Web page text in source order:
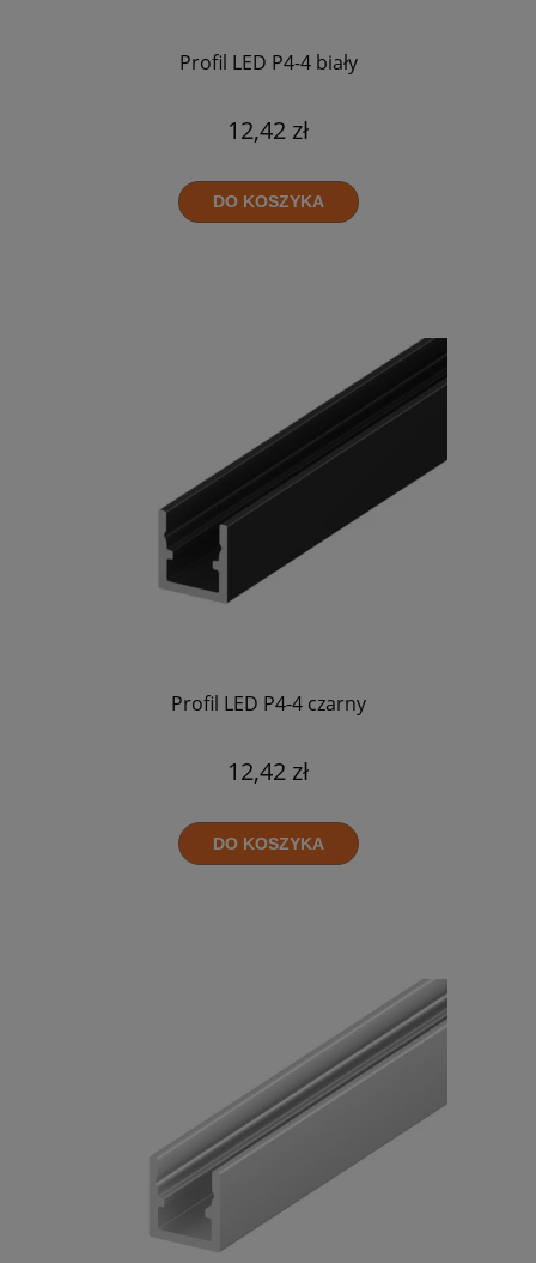
Profil LED P4-4 biały
12,42 zł
DO KOSZYKA
Profil LED P4-4 czarny
12,42 zł
DO KOSZYKA